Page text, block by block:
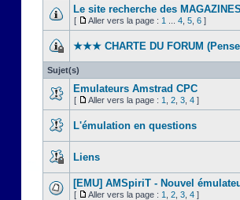
Le site recherche des
[ Aller vers la page : 1 4 5 6 ]
★★★ CHARTE DU FORUM
Sujet(s)
Emulateurs Amstrad CPC
[ Aller vers la page : 1 2 3 4 ]
L'émulation en questions
Liens
[EMU] AMSpiriT - Nouvel
[ Aller vers la page : 1 2 3 4 ]